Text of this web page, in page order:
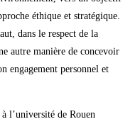
éthique et stratégique.
dans le respect de la
autre manière de concevoir
engagement personnel et
l’université de Rouen